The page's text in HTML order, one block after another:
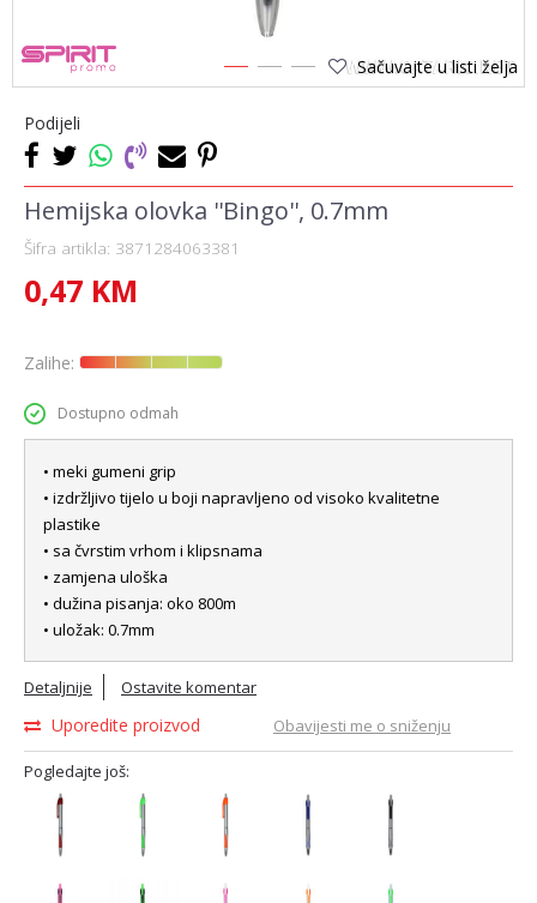
1 2 3 Sačuvajte u listi želja
Podijeli
Hemijska olovka ''Bingo'', 0.7mm
Šifra artikla: 3871284063381
0,47 KM
Zalihe:
Dostupno odmah
• meki gumeni grip
• izdržljivo tijelo u boji napravljeno od visoko kvalitetne
plastike
• sa čvrstim vrhom i klipsnama
• zamjena uloška
• dužina pisanja: oko 800m
• uložak: 0.7mm
Detaljnije Ostavite komentar
Uporedite proizvod Obavijesti me o sniženju
Pogledajte još: